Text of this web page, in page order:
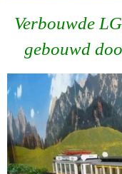
Verbouwde
gebouwd